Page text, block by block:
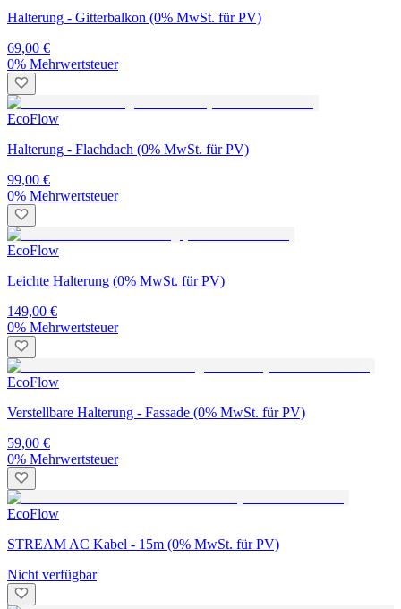
Halterung - Gitterbalkon (0% MwSt. für PV)
69,00 €
0% Mehrwertsteuer
EcoFlow
Halterung - Flachdach (0% MwSt. für PV)
99,00 €
0% Mehrwertsteuer
EcoFlow
Leichte Halterung (0% MwSt. für PV)
149,00 €
0% Mehrwertsteuer
EcoFlow
Verstellbare Halterung - Fassade (0% MwSt. für PV)
59,00 €
0% Mehrwertsteuer
EcoFlow
STREAM AC Kabel - 15m (0% MwSt. für PV)
Nicht verfügbar